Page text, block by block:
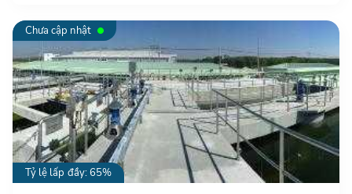
Chưa cập nhật
Tỷ lệ lấp đầy: 65%